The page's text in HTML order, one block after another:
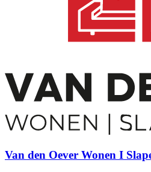
Van den Oever Wonen I